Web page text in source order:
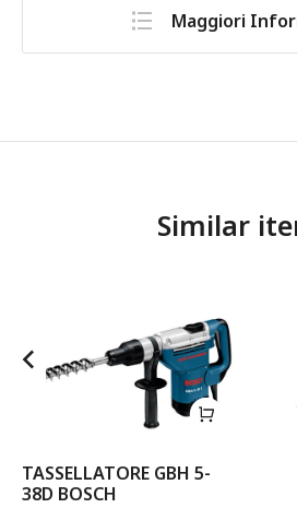
Maggiori
Similar
TASSELLATORE GBH 5-
38D BOSCH